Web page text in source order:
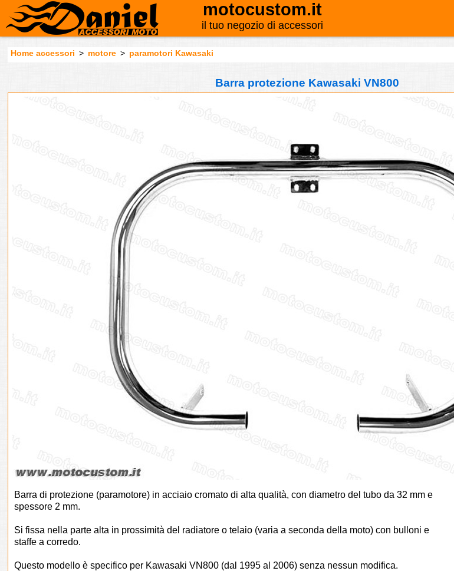
motocustom.it
il tuo negozio di accessori
Home accessori > motore > paramotori Kawasaki
Barra protezione Kawasaki VN800
Barra di protezione (paramotore) in acciaio cromato di alta qualità, con diametro del tubo da 32 mm e
spessore 2 mm.
Si fissa nella parte alta in prossimità del radiatore o telaio (varia a seconda della moto) con bulloni e
staffe a corredo.
Questo modello è specifico per Kawasaki VN800 (dal 1995 al 2006) senza nessun modifica.